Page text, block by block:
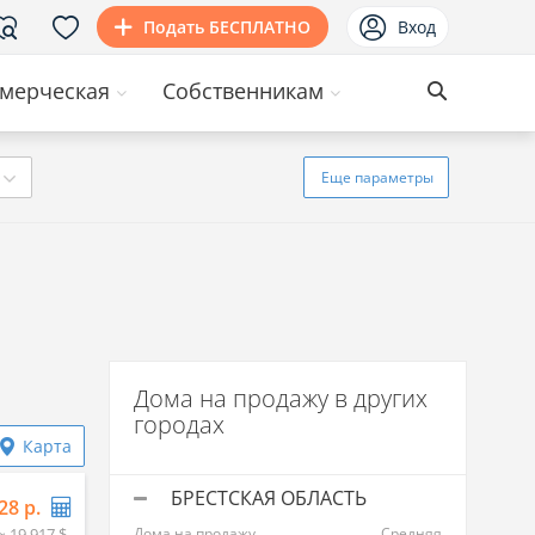
Подать БЕСПЛАТНО Вход
Собственникам
Еще параметры
Карта
р.
Дома на продажу в других
городах
БРЕСТСКАЯ ОБЛАСТЬ